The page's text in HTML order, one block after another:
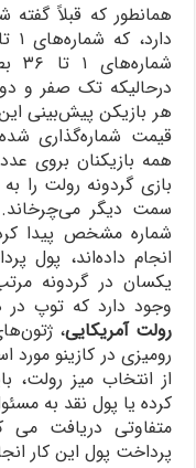
درحالیکه تک صفر و
هر بازیکن پیش‌بینی
قیمت شماره‌گذاری شده
همه بازیکنان بروی
بازی گردونه رولت را
سمت دیگر
شماره مشخص پیدا
یکسان در گردونه
وجود دارد که توپ در
رولت آمریکایی،
رومیزی در کازینو مورد
از انتخاب میز رولت،
کرده یا پول نقد به
متفاوتی دریافت می
پرداخت پول این کار